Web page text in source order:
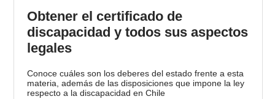
Obtener el certificado de
discapacidad y todos sus aspectos
legales
Conoce cuáles son los deberes del estado frente a esta
materia, además de las disposiciones que impone la ley
respecto a la discapacidad en Chile